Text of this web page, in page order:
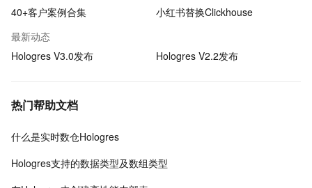
40+客户案例合集
小红书替换Clickhouse
最新动态
Hologres V3.0发布
Hologres V2.2发布
热门帮助文档
什么是实时数仓Hologres
Hologres支持的数据类型及数组类型